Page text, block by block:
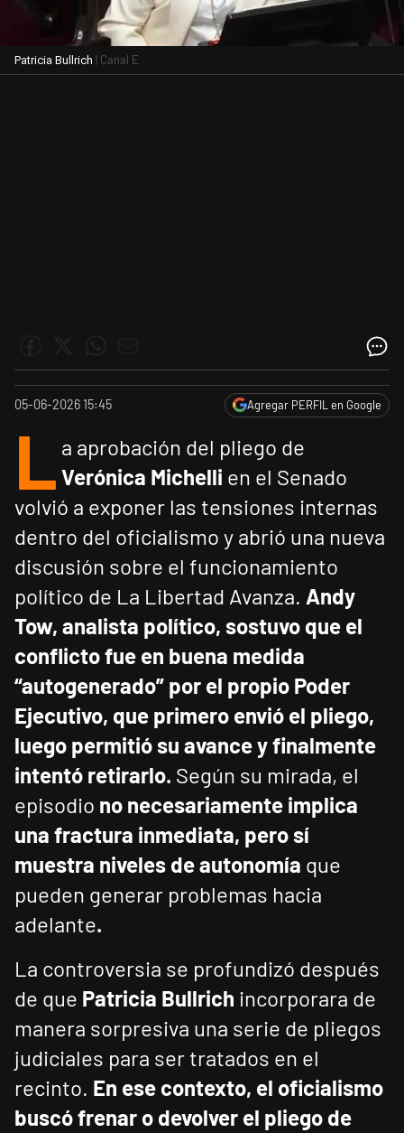
Patricia Bullrich | Canal E
05-06-2026 15:45 Agregar PERFIL en Google
L a aprobación del pliego de
Verónica Michelli en el Senado
volvió a exponer las tensiones internas
dentro del oficialismo y abrió una nueva
discusión sobre el funcionamiento
político de La Libertad Avanza. Andy
Tow, analista político, sostuvo que el
conflicto fue en buena medida
“autogenerado” por el propio Poder
Ejecutivo, que primero envió el pliego,
luego permitió su avance y finalmente
intentó retirarlo. Según su mirada, el
episodio no necesariamente implica
una fractura inmediata, pero sí
muestra niveles de autonomía que
pueden generar problemas hacia
adelante.
La controversia se profundizó después
de que Patricia Bullrich incorporara de
manera sorpresiva una serie de pliegos
judiciales para ser tratados en el
recinto. En ese contexto, el oficialismo
buscó frenar o devolver el pliego de